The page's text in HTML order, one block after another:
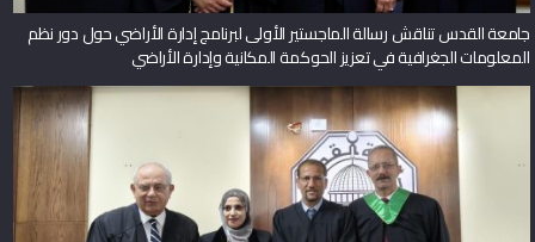
جامعة القدس تناقش رسالة الماجستير الأولى لبرنامج إدارة الأراضي حول دور نظم
المعلومات الجغرافية في تعزيز الحوكمة المكانية وإدارة الأراضي